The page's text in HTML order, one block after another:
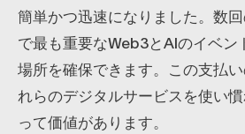
簡単かつ迅速になりました。数
で最も重要なWeb3とAIのイベン
場所を確保できます。この支払
れらのデジタルサービスを使い
って価値があります。